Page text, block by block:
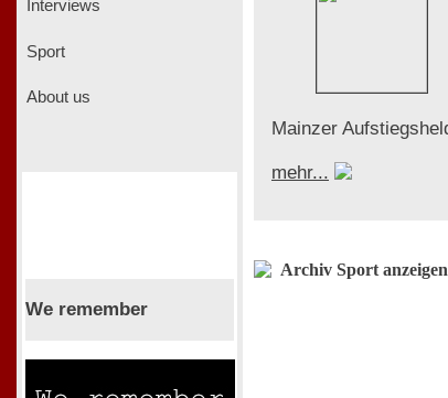
Interviews
Sport
About us
We remember
Mainzer
mehr...
Archiv Sport anzeigen